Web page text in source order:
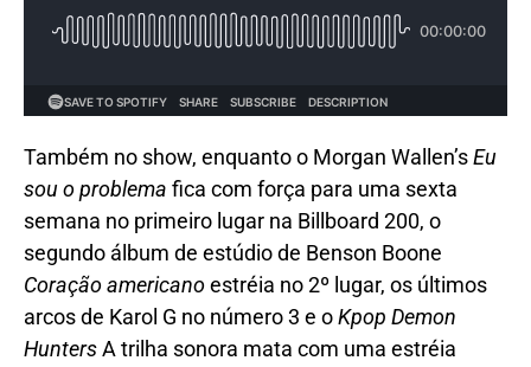
Também no show, enquanto o Morgan Wallen’sEu
sou o problema fica com força para uma sexta
semana no primeiro lugar na Billboard 200, o
segundo álbum de estúdio de Benson Boone
Coração americanoestréia no 2º lugar, os últimos
arcos de Karol G no número 3 e oKpop Demon
HuntersA trilha sonora mata com uma estréia